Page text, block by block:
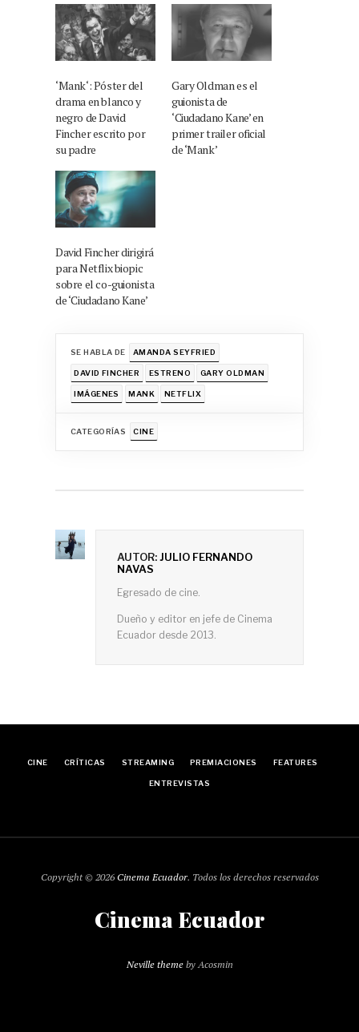
‘Mank‘: Póster del
drama en blanco y
negro de David
Fincher escrito por
su padre
Gary Oldman es el
guionista de
‘Ciudadano Kane’ en
primer trailer oficial
de ‘Mank’
David Fincher dirigirá
para Netflix biopic
sobre el co-guionista
de ‘Ciudadano Kane’
SE HABLA DE AMANDA SEYFRIED
DAVID FINCHER ESTRENO GARY OLDMAN
IMÁGENES MANK NETFLIX
CATEGORÍAS CINE
AUTOR:JULIO FERNANDO
NAVAS
Egresado de cine.
Dueño y editor en jefe de Cinema
Ecuador desde 2013.
CINE CRÍTICAS STREAMING PREMIACIONES FEATURES
ENTREVISTAS
Copyright © 2026Cinema Ecuador. Todos los derechos reservados
Cinema Ecuador
Neville themeby Acosmin